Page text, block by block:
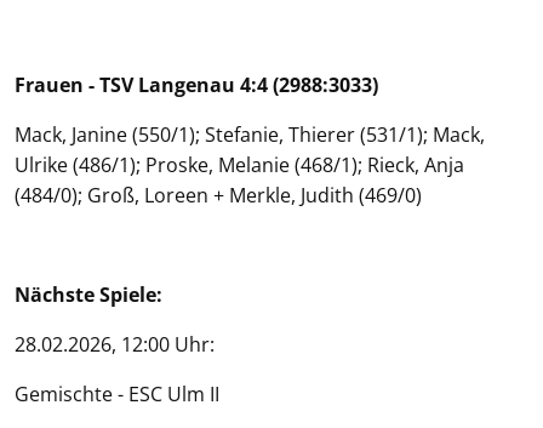
Frauen - TSV Langenau 4:4 (2988:3033)
Mack, Janine (550/1); Stefanie, Thierer (531/1); Mack,
Ulrike (486/1); Proske, Melanie (468/1); Rieck, Anja
(484/0); Groß, Loreen + Merkle, Judith (469/0)
Nächste Spiele:
28.02.2026, 12:00 Uhr:
Gemischte - ESC Ulm II